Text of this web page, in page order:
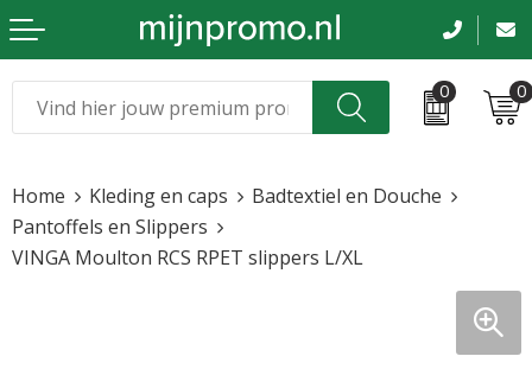
0 0
Kleding & caps
Sportkleding
Sinterklaas
Voetbal, EK en WK
Home Kleding en caps
Badtextiel en Douche
Pantoffels en Slippers
VINGA Moulton RCS RPET slippers L/XL